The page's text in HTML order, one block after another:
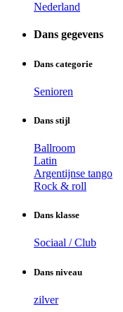
Nederland
Dans gegevens
Dans categorie
Senioren
Dans stijl
Ballroom
Latin
Argentijnse tango
Rock & roll
Dans klasse
Sociaal / Club
Dans niveau
zilver